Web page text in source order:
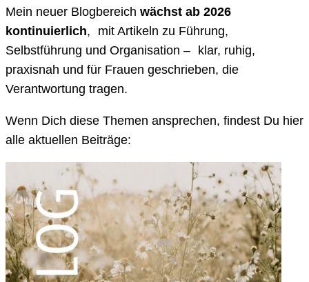
Mein neuer Blogbereich wächst ab 2026
kontinuierlich, mit Artikeln zu Führung,
Selbstführung und Organisation – klar, ruhig,
praxisnah und für Frauen geschrieben, die
Verantwortung tragen.
Wenn Dich diese Themen ansprechen, findest Du hier
alle aktuellen Beiträge: